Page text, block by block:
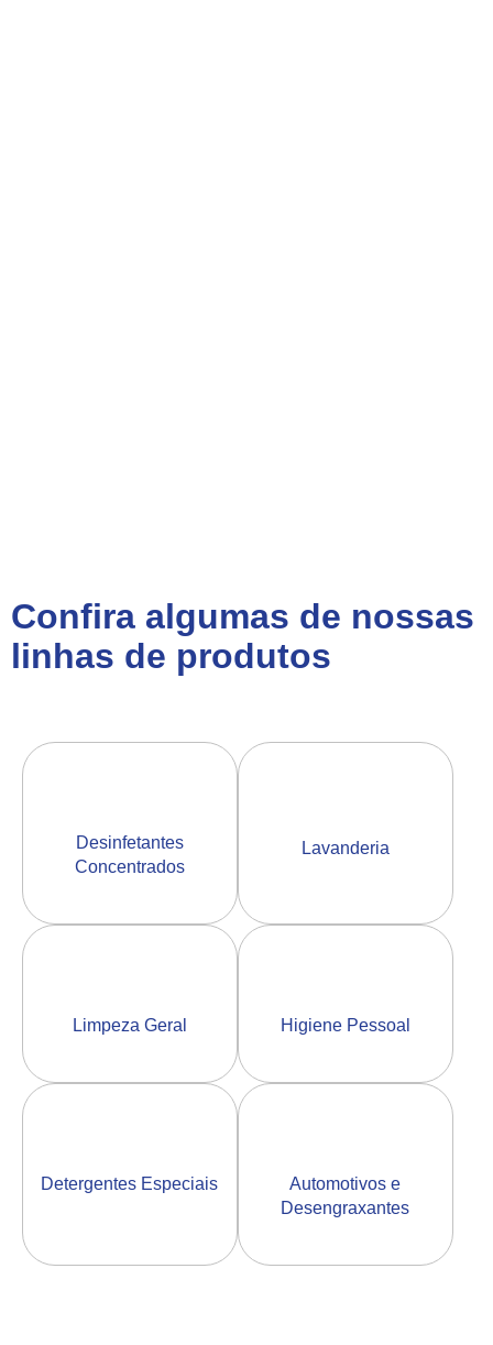
Confira algumas de nossas
linhas de produtos
Desinfetantes
Concentrados
Lavanderia
Limpeza Geral Higiene Pessoal
Detergentes Especiais
Automotivos e
Desengraxantes